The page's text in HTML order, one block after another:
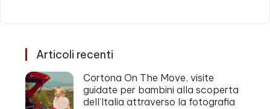
Articoli recenti
Cortona On The Move, visite
guidate per bambini alla scoperta
dell’Italia attraverso la fotografia